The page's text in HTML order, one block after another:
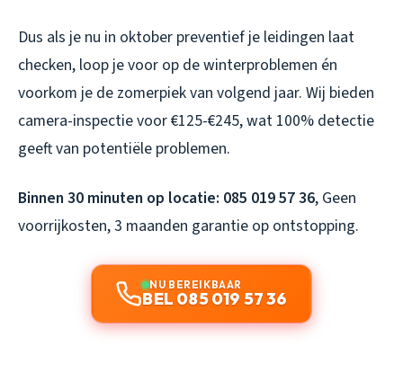
Dus als je nu in oktober preventief je leidingen laat
checken, loop je voor op de winterproblemen én
voorkom je de zomerpiek van volgend jaar. Wij bieden
camera-inspectie voor €125-€245, wat 100% detectie
geeft van potentiële problemen.
Binnen 30 minuten op locatie: 085 019 57 36, Geen
voorrijkosten, 3 maanden garantie op ontstopping.
NU BEREIKBAAR
BEL 085 019 57 36